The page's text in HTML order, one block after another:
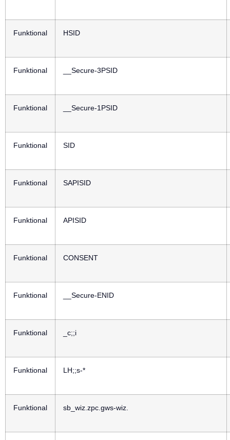
Funktional HSID
Funktional __Secure-3PSID
Funktional __Secure-1PSID
Funktional SID
Funktional SAPISID
Funktional APISID
Funktional CONSENT
Funktional __Secure-ENID
Funktional _c;;i
Funktional LH;;s-*
Funktional sb_wiz.zpc.gws-wiz.